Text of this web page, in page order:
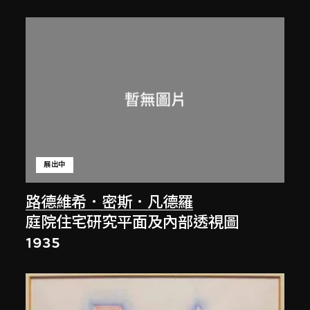
路德維希．密斯．凡德羅
展出中
庭院住宅研究平面及內部透視圖
1935